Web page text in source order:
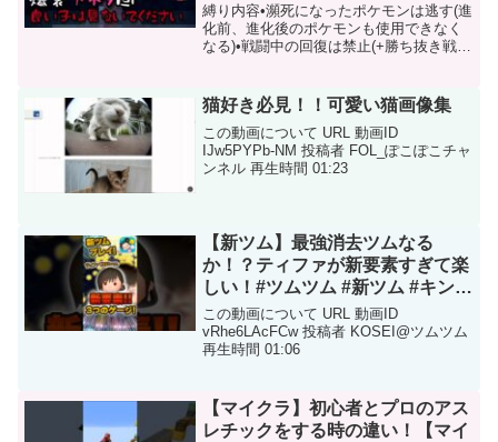
イ】#5
縛り内容•瀕死になったポケモンは逃す(進
化前、進化後のポケモンも使用できなく
なる)•戦闘中の回復は禁止(+勝ち抜き戦で
ちいっぱいで新たに入れ替えたい時は除
く)縛り...
猫好き必見！！可愛い猫画像集
この動画について URL 動画ID
IJw5PYPb-NM 投稿者 FOL_ぽこぽこチャ
ンネル 再生時間 01:23
【新ツム】最強消去ツムなる
か！？ティファが新要素すぎて楽
しい！#ツムツム #新ツム #キング
ダムハーツ
この動画について URL 動画ID
vRhe6LAcFCw 投稿者 KOSEI@ツムツム
再生時間 01:06
【マイクラ】初心者とプロのアス
レチックをする時の違い！【マイ